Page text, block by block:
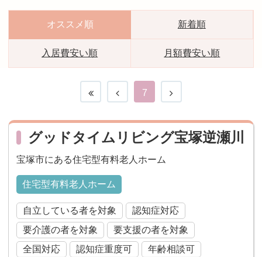
スタッフ紹介
おすすめ施設特集 施設関係者の方へ
オススメ順 新着順
入居費安い順 月額費安い順
7
グッドタイムリビング宝塚逆瀬川
宝塚市にある住宅型有料老人ホーム
住宅型有料老人ホーム
自立している者を対象
認知症対応
要介護の者を対象
要支援の者を対象
全国対応
認知症重度可 年齢相談可